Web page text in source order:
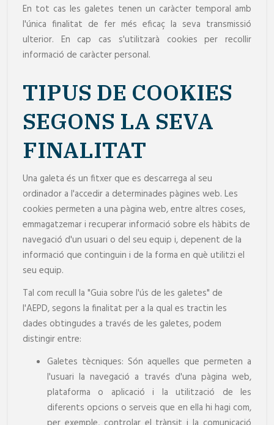
En tot cas les galetes tenen un caràcter temporal amb
l'única finalitat de fer més eficaç la seva transmissió
ulterior. En cap cas s'utilitzarà cookies per recollir
informació de caràcter personal.
TIPUS DE COOKIES
SEGONS LA SEVA
FINALITAT
Una galeta és un fitxer que es descarrega al seu
ordinador a l'accedir a determinades pàgines web. Les
cookies permeten a una pàgina web, entre altres coses,
emmagatzemar i recuperar informació sobre els hàbits de
navegació d'un usuari o del seu equip i, depenent de la
informació que continguin i de la forma en què utilitzi el
seu equip.
Tal com recull la "Guia sobre l'ús de les galetes" de
l'AEPD, segons la finalitat per a la qual es tractin les
dades obtingudes a través de les galetes, podem
distingir entre:
Galetes tècniques: Són aquelles que permeten a
l'usuari la navegació a través d'una pàgina web,
plataforma o aplicació i la utilització de les
diferents opcions o serveis que en ella hi hagi com,